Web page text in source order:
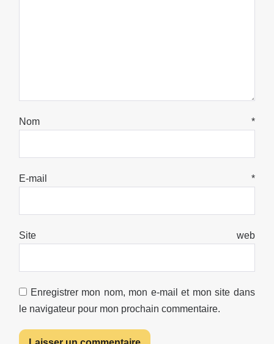
Nom *
E-mail *
Site web
Enregistrer mon nom, mon e-mail et mon site dans
le navigateur pour mon prochain commentaire.